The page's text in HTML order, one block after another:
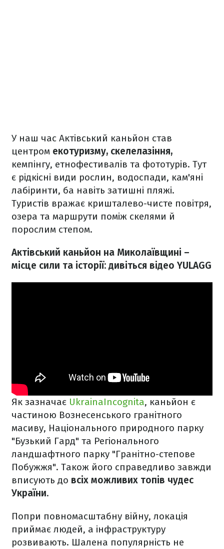
У наш час Актівський каньйон став
центром екотуризму, скелелазіння,
кемпінгу, етнофестивалів та фототурів. Тут
є рідкісні види рослин, водоспади, кам'яні
лабіринти, ба навіть затишні пляжі.
Туристів вражає кришталево-чисте повітря,
озера та маршрути поміж скелями й
порослим степом.
Актівський каньйон на Миколаївщині –
місце сили та історії: дивіться відео YULAGG
Як зазначає UkrainaIncognita, каньйон є
частиною Вознесенського гранітного
масиву, Національного природного парку
"Бузький Гард" та Регіонального
ландшафтного парку "Гранітно-степове
Побужжя". Також його справедливо завжди
вписують до всіх можливих топів чудес
України.
Попри повномасштабну війну, локація
приймає людей, а інфраструктуру
розвивають. Шалена популярність не